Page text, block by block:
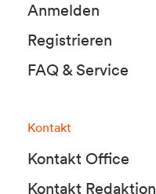
Anmelden
Registrieren
FAQ & Service
Kontakt
Kontakt Office
Kontakt Redaktion